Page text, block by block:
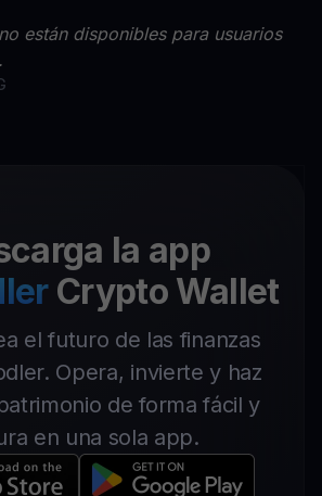
están disponibles para usuarios
la app
Crypto Wallet
el futuro de las finanzas
Opera, invierte y haz
de forma fácil y
en una sola app.